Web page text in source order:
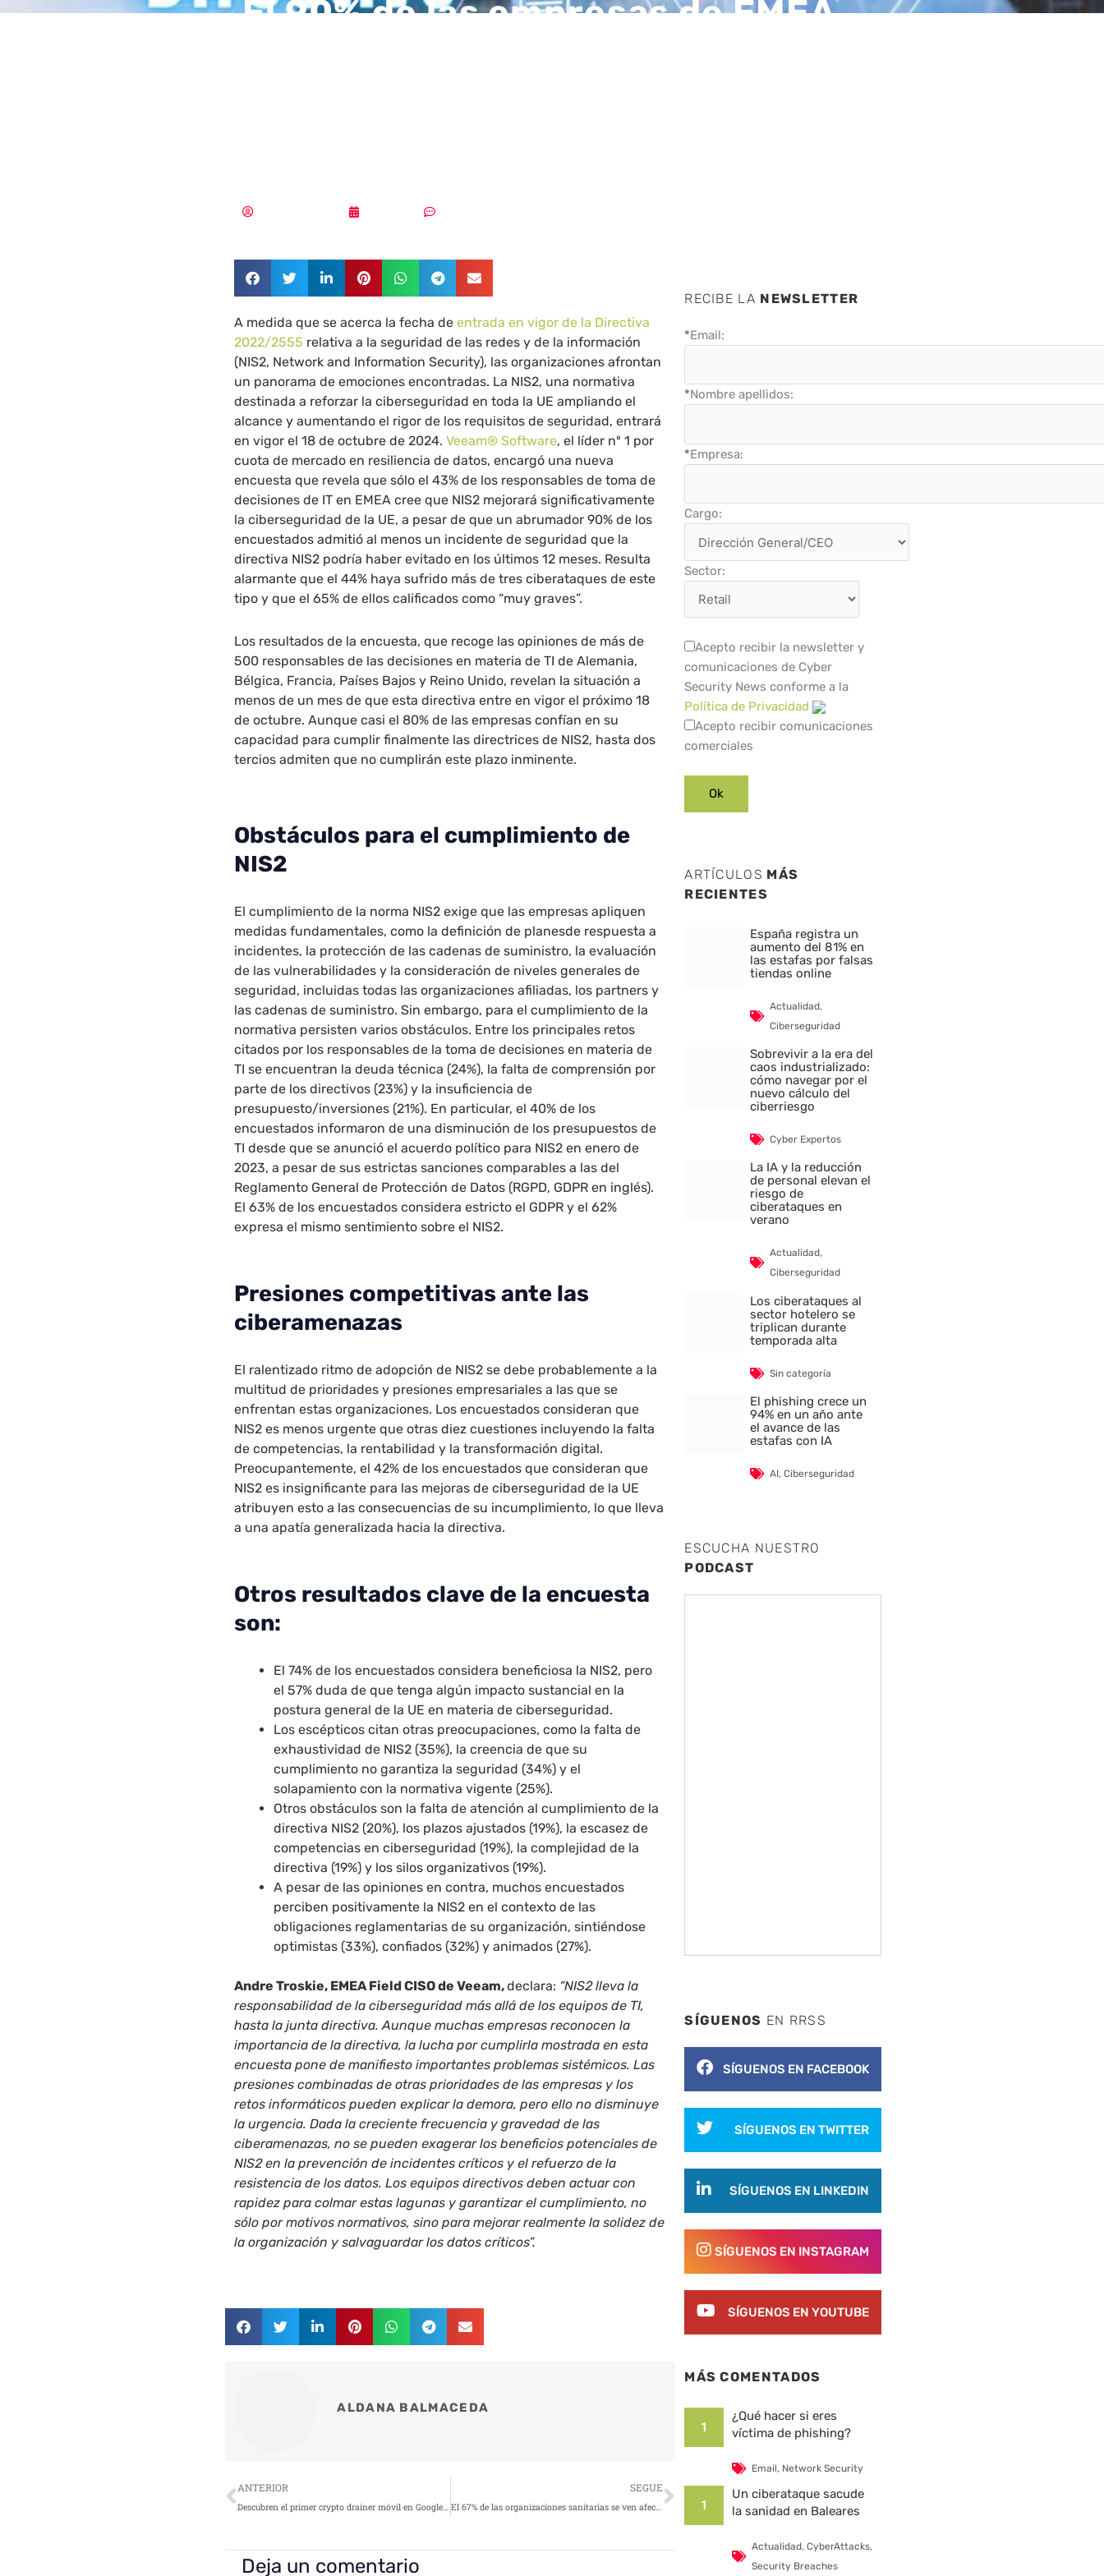
El 90% de las empresas de EMEA
A medida que se acerca la fecha deentrada en vigor de la Directiva
2022/2555 relativa a la seguridad de las redes y de la información
(NIS2, Network and Information Security), las organizaciones afrontan
un panorama de emociones encontradas. La NIS2, una normativa
destinada a reforzar la ciberseguridad en toda la UE ampliando el
alcance y aumentando el rigor de los requisitos de seguridad, entrará
en vigor el 18 de octubre de 2024.Veeam® Software, el líder nº 1 por
cuota de mercado en resiliencia de datos, encargó una nueva
encuesta que revela que sólo el 43% de los responsables de toma de
decisiones de IT en EMEA cree que NIS2 mejorará significativamente
la ciberseguridad de la UE, a pesar de que un abrumador 90% de los
encuestados admitió al menos un incidente de seguridad que la
directiva NIS2 podría haber evitado en los últimos 12 meses. Resulta
alarmante que el 44% haya sufrido más de tres ciberataques de este
tipo y que el 65% de ellos calificados como “muy graves”.
Los resultados de la encuesta, que recoge las opiniones de más de
500 responsables de las decisiones en materia de TI de Alemania,
Bélgica, Francia, Países Bajos y Reino Unido, revelan la situación a
menos de un mes de que esta directiva entre en vigor el próximo 18
de octubre. Aunque casi el 80% de las empresas confían en su
capacidad para cumplir finalmente las directrices de NIS2, hasta dos
tercios admiten que no cumplirán este plazo inminente.
Obstáculos para el cumplimiento de
NIS2
El cumplimiento de la norma NIS2 exige que las empresas apliquen
medidas fundamentales, como la definición de planesde respuesta a
incidentes, la protección de las cadenas de suministro, la evaluación
de las vulnerabilidades y la consideración de niveles generales de
seguridad, incluidas todas las organizaciones afiliadas, los partners y
las cadenas de suministro. Sin embargo, para el cumplimiento de la
normativa persisten varios obstáculos. Entre los principales retos
citados por los responsables de la toma de decisiones en materia de
TI se encuentran la deuda técnica (24%), la falta de comprensión por
parte de los directivos (23%) y la insuficiencia de
presupuesto/inversiones (21%). En particular, el 40% de los
encuestados informaron de una disminución de los presupuestos de
TI desde que se anunció el acuerdo político para NIS2 en enero de
2023, a pesar de sus estrictas sanciones comparables a las del
Reglamento General de Protección de Datos (RGPD, GDPR en inglés).
El 63% de los encuestados considera estricto el GDPR y el 62%
expresa el mismo sentimiento sobre el NIS2.
Presiones competitivas ante las
ciberamenazas
El ralentizado ritmo de adopción de NIS2 se debe probablemente a la
multitud de prioridades y presiones empresariales a las que se
enfrentan estas organizaciones. Los encuestados consideran que
NIS2 es menos urgente que otras diez cuestiones incluyendo la falta
de competencias, la rentabilidad y la transformación digital.
Preocupantemente, el 42% de los encuestados que consideran que
NIS2 es insignificante para las mejoras de ciberseguridad de la UE
atribuyen esto a las consecuencias de su incumplimiento, lo que lleva
a una apatía generalizada hacia la directiva.
Otros resultados clave de la encuesta
son:
El 74% de los encuestados considera beneficiosa la NIS2, pero
el 57% duda de que tenga algún impacto sustancial en la
postura general de la UE en materia de ciberseguridad.
Los escépticos citan otras preocupaciones, como la falta de
exhaustividad de NIS2 (35%), la creencia de que su
cumplimiento no garantiza la seguridad (34%) y el
solapamiento con la normativa vigente (25%).
Otros obstáculos son la falta de atención al cumplimiento de la
directiva NIS2 (20%), los plazos ajustados (19%), la escasez de
competencias en ciberseguridad (19%), la complejidad de la
directiva (19%) y los silos organizativos (19%).
A pesar de las opiniones en contra, muchos encuestados
perciben positivamente la NIS2 en el contexto de las
obligaciones reglamentarias de su organización, sintiéndose
optimistas (33%), confiados (32%) y animados (27%).
Andre Troskie, EMEA Field CISO de Veeam,declara: “NIS2 lleva la
responsabilidad de la ciberseguridad más allá de los equipos de TI,
hasta la junta directiva. Aunque muchas empresas reconocen la
importancia de la directiva, la lucha por cumplirla mostrada en esta
encuesta pone de manifiesto importantes problemas sistémicos. Las
presiones combinadas de otras prioridades de las empresas y los
retos informáticos pueden explicar la demora, pero ello no disminuye
la urgencia. Dada la creciente frecuencia y gravedad de las
ciberamenazas, no se pueden exagerar los beneficios potenciales de
NIS2 en la prevención de incidentes críticos y el refuerzo de la
resistencia de los datos. Los equipos directivos deben actuar con
rapidez para colmar estas lagunas y garantizar el cumplimiento, no
sólo por motivos normativos, sino para mejorar realmente la solidez de
la organización y salvaguardar los datos críticos”.
ALDANA BALMACEDA
Ant
ANTERIOR
Descubren el primer crypto drainer móvil en Google Play: 10.000 descargas y 70.000 dólares robados en cinco meses
SEGUE
El 67% de las organizaciones sanitarias se ven afectadas por el ransomware
Siguiente
Deja un comentario
RECIBE LA NEWSLETTER
*Email:
*Nombre apellidos:
*Empresa:
Cargo:
Sector:
Acepto recibir la newsletter y
comunicaciones de Cyber
Security News conforme a la
Política de Privacidad
Acepto recibir comunicaciones
comerciales
ARTÍCULOS MÁS
RECIENTES
España registra un
aumento del 81% en
las estafas por falsas
tiendas online
Actualidad,
Ciberseguridad
Sobrevivir a la era del
caos industrializado:
cómo navegar por el
nuevo cálculo del
ciberriesgo
Cyber Expertos
La IA y la reducción
de personal elevan el
riesgo de
ciberataques en
verano
Actualidad,
Ciberseguridad
Los ciberataques al
sector hotelero se
triplican durante
temporada alta
Sin categoría
El phishing crece un
94% en un año ante
el avance de las
estafas con IA
AI,Ciberseguridad
ESCUCHA NUESTRO
PODCAST
SÍGUENOS EN RRSS
SÍGUENOS EN FACEBOOK
SÍGUENOS EN TWITTER
SÍGUENOS EN LINKEDIN
SÍGUENOS EN INSTAGRAM
SÍGUENOS EN YOUTUBE
MÁS COMENTADOS
1
¿Qué hacer si eres
víctima de phishing?
Email, Network Security
1
Un ciberataque sacude
la sanidad en Baleares
Actualidad, CyberAttacks,
Security Breaches